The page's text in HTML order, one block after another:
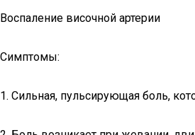
Воспаление височной артерии
Симптомы:
1. Сильная, пульсирующая боль,